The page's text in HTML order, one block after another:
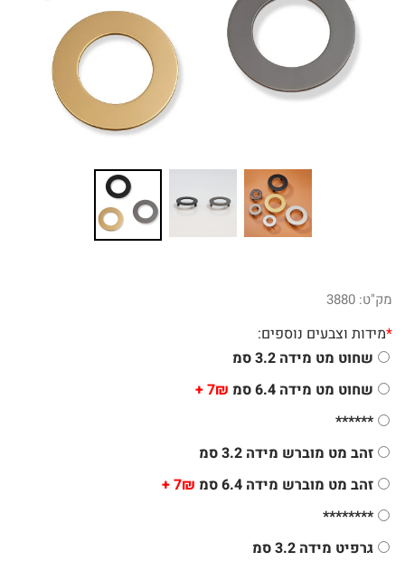
מק"ט: 3880
*מידות וצבעים נוספים:
שחוט מט מידה 3.2 סמ
שחוט מט מידה 6.4 סמ
7₪ +
******
זהב מט מוברש מידה 3.2 סמ
זהב מט מוברש מידה 6.4 סמ
7₪ +
********
גרפיט מידה 3.2 סמ